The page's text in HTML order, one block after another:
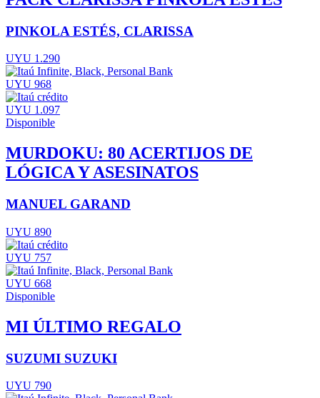
PINKOLA ESTÉS, CLARISSA
UYU 1.290
UYU 968
UYU 1.097
Disponible
MURDOKU: 80 ACERTIJOS DE
LÓGICA Y ASESINATOS
MANUEL GARAND
UYU 890
UYU 757
UYU 668
Disponible
MI ÚLTIMO REGALO
SUZUMI SUZUKI
UYU 790